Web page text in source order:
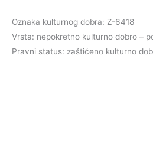
Oznaka kulturnog dobra: Z-6418
Vrsta: nepokretno kulturno dobro –
Pravni status: zaštićeno kulturno